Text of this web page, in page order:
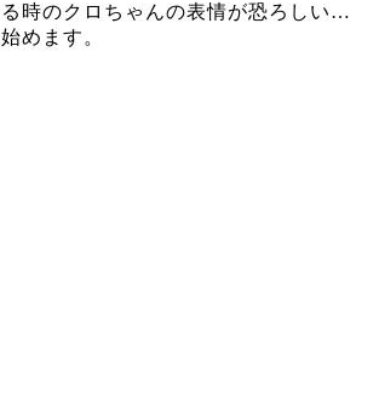
時のクロちゃんの表情が恐ろしい…
めます。